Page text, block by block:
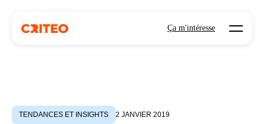
Ça m'intéresse Open
TENDANCES ET INSIGHTS 2 JANVIER 2019